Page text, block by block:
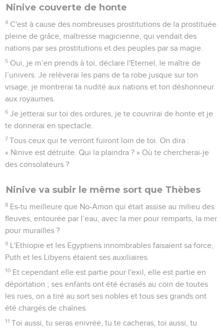
Ninive couverte de honte
4 C'est à cause des nombreuses prostitutions de la prostituée
pleine de grâce, maîtresse magicienne, qui vendait des
nations par ses prostitutions et des peuples par sa magie.
5 Oui, je m’en prends à toi, déclare l'Eternel, le maître de
l’univers. Je relèverai les pans de ta robe jusque sur ton
visage, je montrerai ta nudité aux nations et ton déshonneur
aux royaumes.
6 Je jetterai sur toi des ordures, je te couvrirai de honte et je
te donnerai en spectacle.
7 Tous ceux qui te verront fuiront loin de toi. On dira :
« Ninive est détruite. Qui la plaindra ? » Où te chercherai-je
des consolateurs ?
Ninive va subir le même sort que Thèbes
8 Es-tu meilleure que No-Amon qui était assise au milieu des
fleuves, entourée par l’eau, avec la mer pour remparts, la mer
pour murailles ?
9 L'Ethiopie et les Egyptiens innombrables faisaient sa force,
Puth et les Libyens étaient ses auxiliaires.
10 Et cependant elle est partie pour l'exil, elle est partie en
déportation ; ses enfants ont été écrasés au coin de toutes
les rues, on a tiré au sort ses nobles et tous ses grands ont
été chargés de chaînes.
11 Toi aussi, tu seras enivrée, tu te cacheras, toi aussi, tu